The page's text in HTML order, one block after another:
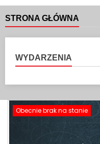
STRONA GŁÓWNA
WYDARZENIA
Obecnie brak na stanie